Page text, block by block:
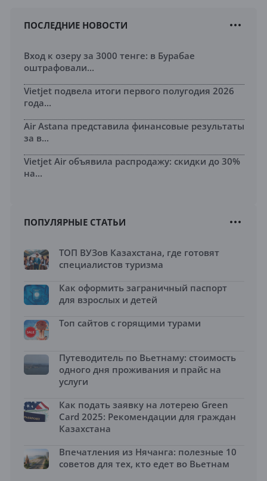
ПОСЛЕДНИЕ НОВОСТИ
Вход к озеру за 3000 тенге: в Бурабае
оштрафовали...
Vietjet подвела итоги первого полугодия 2026
года...
Air Astana представила финансовые результаты
за в...
Vietjet Air объявила распродажу: скидки до 30%
на...
ПОПУЛЯРНЫЕ СТАТЬИ
ТОП ВУЗов Казахстана, где готовят
специалистов туризма
Как оформить заграничный паспорт
для взрослых и детей
Топ сайтов с горящими турами
Путеводитель по Вьетнаму: стоимость
одного дня проживания и прайс на
услуги
Как подать заявку на лотерею Green
Card 2025: Рекомендации для граждан
Казахстана
Впечатления из Нячанга: полезные 10
советов для тех, кто едет во Вьетнам